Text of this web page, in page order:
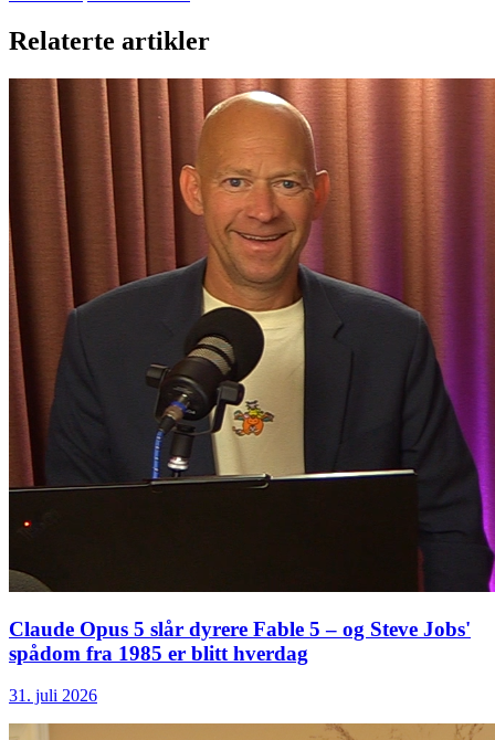
Relaterte artikler
Claude Opus 5 slår dyrere Fable 5 – og Steve Jobs'
spådom fra 1985 er blitt hverdag
31. juli 2026